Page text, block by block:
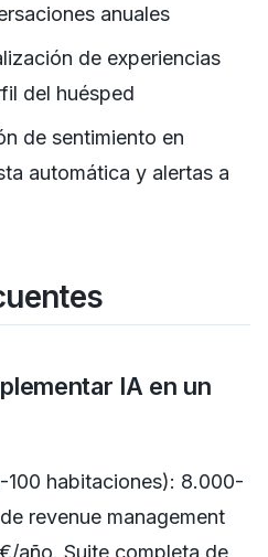
anuales
de experiencias
del huésped
de sentimiento en
automática y alertas a
IA en un
habitaciones): 8.000-
revenue management
año. Suite completa de